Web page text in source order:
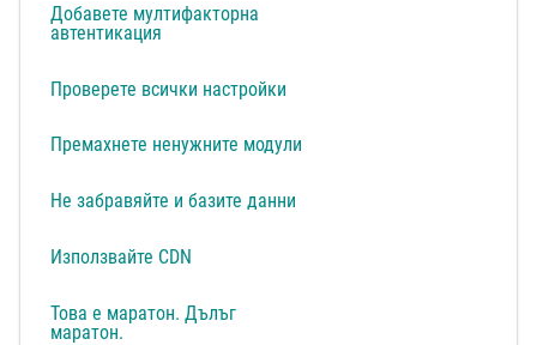
Добавете мултифакторна
автентикация
Проверете всички настройки
Премахнете ненужните модули
Не забравяйте и базите данни
Използвайте CDN
Това е маратон. Дълъг
маратон.